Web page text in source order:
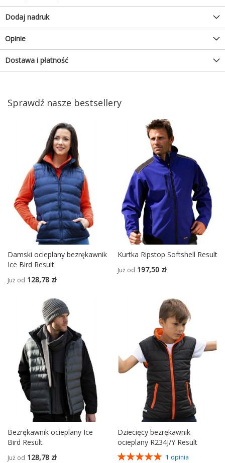
Dodaj nadruk
Opinie
Dostawa i płatność
Sprawdź nasze bestsellery
Damski ocieplany bezrękawnik
Ice Bird Result
Już od 128,78 zł
Kurtka Ripstop Softshell Result
Już od 197,50 zł
Bezrękawnik ocieplany Ice
Bird Result
Już od 128,78 zł
Dziecięcy bezrękawnik
ocieplany R234J/Y Result
Ocena:
1 opinia